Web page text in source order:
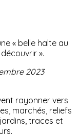
« belle halte au
».
2023
rayonner vers
marchés, reliefs
traces et